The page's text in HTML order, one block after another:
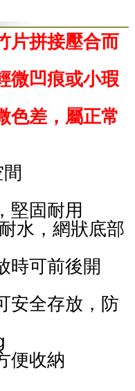
片拼接壓合而
微凹痕或小瑕
色差，屬正常
堅固耐用
水，網狀底部
時可前後開
安全存放，防
便收納